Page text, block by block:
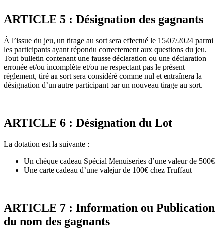
ARTICLE 5 : Désignation des gagnants
À l’issue du jeu, un tirage au sort sera effectué le 15/07/2024 parmi
les participants ayant répondu correctement aux questions du jeu.
Tout bulletin contenant une fausse déclaration ou une déclaration
erronée et/ou incomplète et/ou ne respectant pas le présent
règlement, tiré au sort sera considéré comme nul et entraînera la
désignation d’un autre participant par un nouveau tirage au sort.
ARTICLE 6 : Désignation du Lot
La dotation est la suivante :
Un chèque cadeau Spécial Menuiseries d’une valeur de 500€
Une carte cadeau d’une valejur de 100€ chez Truffaut
ARTICLE 7 : Information ou Publication
du nom des gagnants